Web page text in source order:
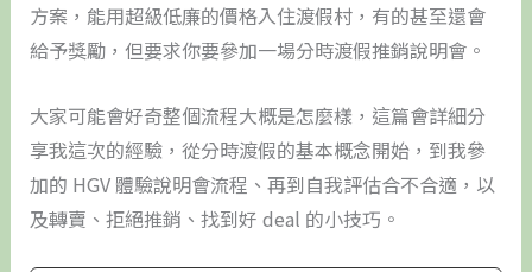
方案，能用超級低廉的價格入住渡假村，有的甚至還會
給予獎勵，但要求你要參加一場分時渡假推銷說明會。
大家可能會好奇整個流程大概是怎麼樣，這篇會詳細分
享我這次的經驗，從分時渡假的基本概念開始，到我參
加的 HGV 體驗說明會流程、再到自我評估合不合適，以
及轉賣、拒絕推銷、找到好 deal 的小技巧。